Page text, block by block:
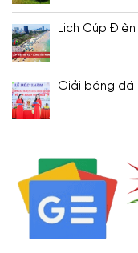
Lịch Cúp Điện
Giải bóng đá